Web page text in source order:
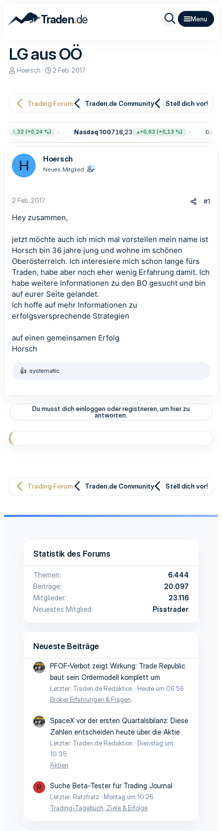
Traden.de
LG aus OÖ
E
e
r
Hoersch
E
e
m
2 Feb. 2017
Trading Forum Traden.de Community Stell dich vor!
+18,32 (+0,24 %) Nasdaq 100718,23 +0,93 (+0,13 %) Gold
H Hoersch
Neues Mitglied
2 Feb. 2017 #1
Hey zusammen,
jetzt möchte auch ich mich mal vorstellen mein name ist
Horsch bin 36 jahre jung und wohne im schönen
Oberösterreich. Ich interesiere mich schon lange fürs
Traden, habe aber noch eher wenig Erfahrung damit. Ich
habe weitere Informationen zu den BO gesucht und bin
auf eurer Seite gelandet.
Ich hoffe auf mehr Informationen zu
erfolgsversprechende Strategien
auf einen gemeinsamen Erfolg
Horsch
R
t
o
n
n
systematic
Du musst dich einloggen oder registrieren, um hier zu
antworten.
Trading Forum Traden.de Community Stell dich vor!
Statistik des Forums
Themen
6.444
Beiträge
20.097
Mitglieder
23.116
Neuestes Mitglied
Pisatrader
Neueste Beiträge
PFOF-Verbot zeigt Wirkung: Trade Republic
baut sein Ordermodell komplett um
Letzter: Traden.de Redaktion
Heute um 06:56
Broker Erfahrungen & Fragen
SpaceX vor der ersten Quartalsbilanz: Diese
Zahlen entscheiden heute über die Aktie
Letzter: Traden.de Redaktion
Dienstag um
10:35
Aktien
R Suche Beta-Tester für Trading Journal
Letzter: Ratzfratz
Montag um 10:26
Trading-Tagebuch, Ziele & Erfolge